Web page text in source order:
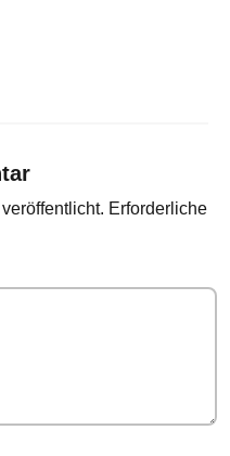
Erforderliche